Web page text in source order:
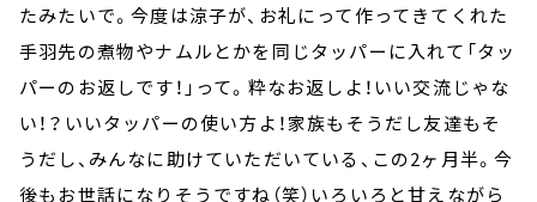
たみたいで。今度は涼子が、お礼にって作ってきてくれた
手羽先の煮物やナムルとかを同じタッパーに入れて「タッ
パーのお返しです！」って。粋なお返しよ！いい交流じゃな
い！？いいタッパーの使い方よ！家族もそうだし友達もそ
うだし、みんなに助けていただいている、この2ヶ月半。今
後もお世話になりそうですね（笑）いろいろと甘えながら